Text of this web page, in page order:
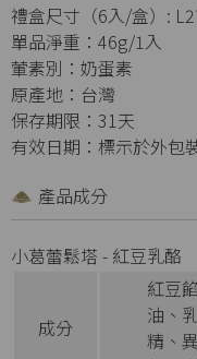
禮盒尺寸（6入/盒）:
單品淨重：46g/1入
葷素別：奶蛋素
原產地：台灣
保存期限：31天
有效日期：標示於外包
產品成分
小葛蕾鬆塔 - 紅豆乳酪
成分
紅豆
油、
精、